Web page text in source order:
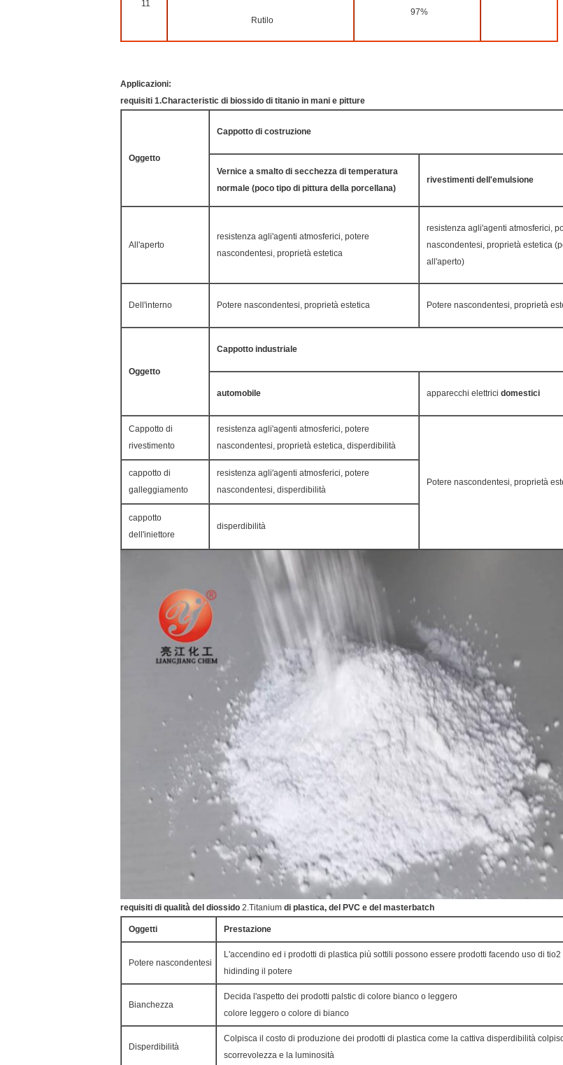
11
Rutilo
97%
Applicazioni:
requisiti 1.Characteristic di biossido di titanio in mani e pitture
Oggetto
Cappotto di costruzione
Vernice a smalto di secchezza di temperatura
normale (poco tipo di pittura della porcellana)
rivestimenti dell'emulsione
All'aperto
resistenza agli'agenti atmosferici, potere
nascondentesi, proprietà estetica
resistenza agli'agenti atmosferici,
nascondentesi, proprietà estetica
all'aperto)
Dell'interno Potere nascondentesi, proprietà estetica Potere nascondentesi, proprietà
Oggetto
Cappotto industriale
automobile apparecchi elettrici domestici
Cappotto di
rivestimento
resistenza agli'agenti atmosferici, potere
nascondentesi, proprietà estetica, disperdibilità
Potere nascondentesi, proprietà
cappotto di
galleggiamento
resistenza agli'agenti atmosferici, potere
nascondentesi, disperdibilità
cappotto
dell'iniettore
disperdibilità
requisiti di qualità del diossido 2.Titanium di plastica, del PVC e del masterbatch
Oggetti Prestazione
Potere nascondentesi
L'accendino ed i prodotti di plastica più sottili possono essere prodotti facendo uso di tio2
hidinding il potere
Bianchezza
Decida l'aspetto dei prodotti palstic di colore bianco o leggero
colore leggero o colore di bianco
Disperdibilità
Colpisca il costo di produzione dei prodotti di plastica come la cattiva disperdibilità
scorrevolezza e la luminosità